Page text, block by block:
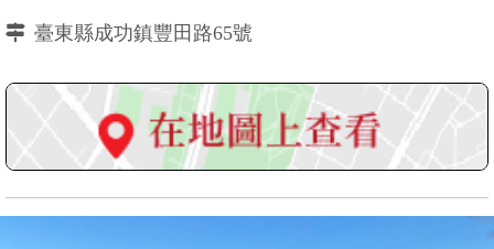
臺東縣成功鎮豐田路65號